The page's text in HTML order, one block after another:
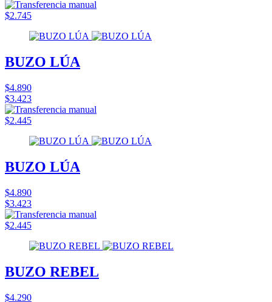
$2.745
BUZO LÚA
$4.890
$3.423
$2.445
BUZO LÚA
$4.890
$3.423
$2.445
BUZO REBEL
$4.290